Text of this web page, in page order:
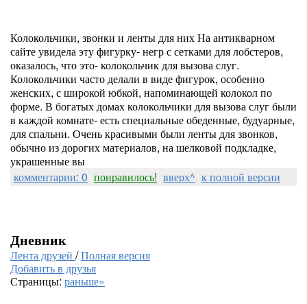
Колокольчики, звонки и ленты для них На антикварном
сайте увидела эту фигурку- негр с сетками для лобстеров,
оказалось, что это- колокольчик для вызова слуг.
Колокольчики часто делали в виде фигурок, особенно
женских, с широкой юбкой, напоминающей колокол по
форме. В богатых домах колокольчики для вызова слуг были
в каждой комнате- есть специальные обеденные, будуарные,
для спальни. Очень красивыми были ленты для звонков,
обычно из дорогих материалов, на шелковой подкладке,
украшенные вы
комментарии: 0 понравилось! вверх^ к полной версии
Дневник
Лента друзей /Полная версия
Добавить в друзья
Страницы: раньше»